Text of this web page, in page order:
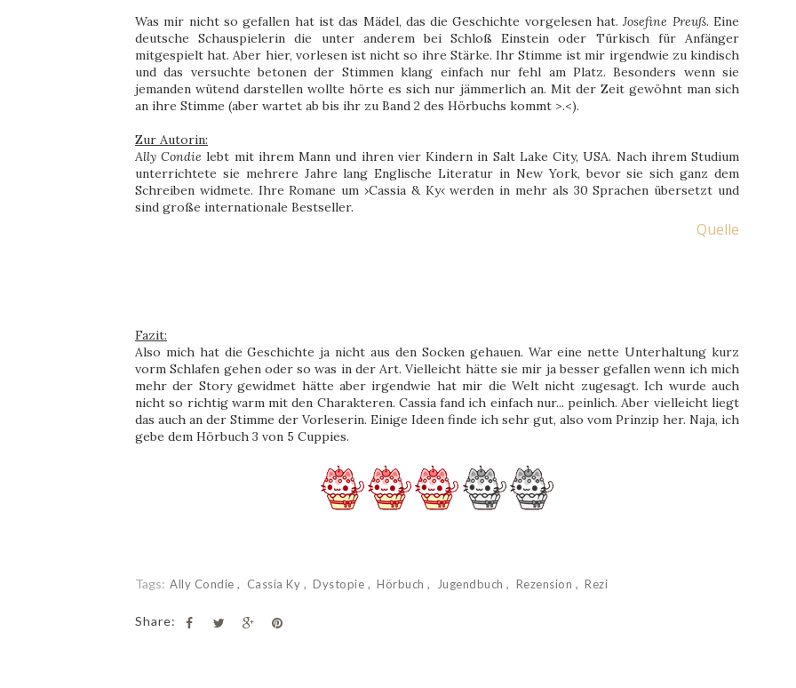
Was mir nicht so gefallen hat ist das Mädel, das die Geschichte vorgelesen hat.Josefine Preuß. Eine
deutsche Schauspielerin die unter anderem bei Schloß Einstein oder Türkisch für Anfänger
mitgespielt hat. Aber hier, vorlesen ist nicht so ihre Stärke. Ihr Stimme ist mir irgendwie zu kindisch
und das versuchte betonen der Stimmen klang einfach nur fehl am Platz. Besonders wenn sie
jemanden wütend darstellen wollte hörte es sich nur jämmerlich an. Mit der Zeit gewöhnt man sich
an ihre Stimme (aber wartet ab bis ihr zu Band 2 des Hörbuchs kommt >.<).
Zur Autorin:
Ally Condie lebt mit ihrem Mann und ihren vier Kindern in Salt Lake City, USA. Nach ihrem Studium
unterrichtete sie mehrere Jahre lang Englische Literatur in New York, bevor sie sich ganz dem
Schreiben widmete. Ihre Romane um ›Cassia & Ky‹ werden in mehr als 30 Sprachen übersetzt und
sind große internationale Bestseller.
Quelle
Fazit:
Also mich hat die Geschichte ja nicht aus den Socken gehauen. War eine nette Unterhaltung kurz
vorm Schlafen gehen oder so was in der Art. Vielleicht hätte sie mir ja besser gefallen wenn ich mich
mehr der Story gewidmet hätte aber irgendwie hat mir die Welt nicht zugesagt. Ich wurde auch
nicht so richtig warm mit den Charakteren. Cassia fand ich einfach nur... peinlich. Aber vielleicht liegt
das auch an der Stimme der Vorleserin. Einige Ideen finde ich sehr gut, also vom Prinzip her. Naja, ich
gebe dem Hörbuch 3 von 5 Cuppies.
Tags: Ally Condie Cassia Ky Dystopie Hörbuch Jugendbuch Rezension Rezi
Share: